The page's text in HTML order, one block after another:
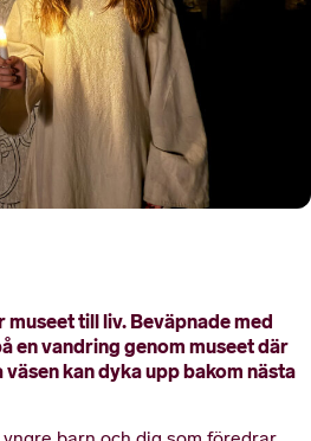
till liv. Beväpnade med
en vandring genom museet där
kan dyka upp bakom nästa